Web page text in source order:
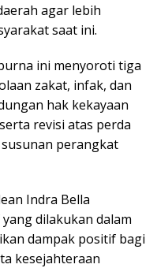
agar lebih
saat ini.
ini menyoroti tiga
zakat, infak, dan
hak kekayaan
revisi atas perda
perangkat
Indra Bella
dilakukan dalam
dampak positif bagi
kesejahteraan